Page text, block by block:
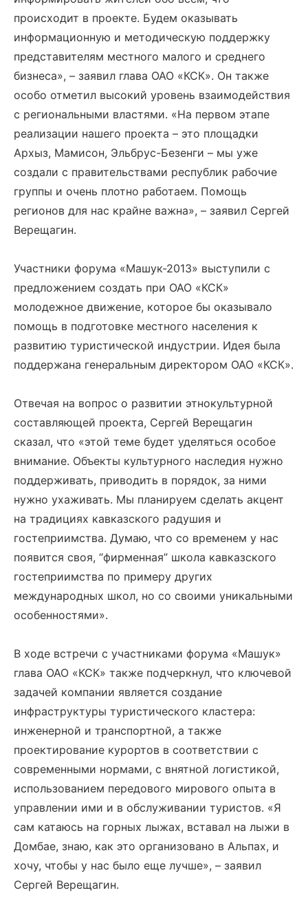
происходит в проекте. Будем оказывать
информационную и методическую поддержку
представителям местного малого и среднего
бизнеса», – заявил глава ОАО «КСК». Он также
особо отметил высокий уровень взаимодействия
с региональными властями. «На первом этапе
реализации нашего проекта – это площадки
Архыз, Мамисон, Эльбрус-Безенги – мы уже
создали с правительствами республик рабочие
группы и очень плотно работаем. Помощь
регионов для нас крайне важна», – заявил Сергей
Верещагин.
Участники форума «Машук-2013» выступили с
предложением создать при ОАО «КСК»
молодежное движение, которое бы оказывало
помощь в подготовке местного населения к
развитию туристической индустрии. Идея была
поддержана генеральным директором ОАО «КСК».
Отвечая на вопрос о развитии этнокультурной
составляющей проекта, Сергей Верещагин
сказал, что «этой теме будет уделяться особое
внимание. Объекты культурного наследия нужно
поддерживать, приводить в порядок, за ними
нужно ухаживать. Мы планируем сделать акцент
на традициях кавказского радушия и
гостеприимства. Думаю, что со временем у нас
появится своя, “фирменная” школа кавказского
гостеприимства по примеру других
международных школ, но со своими уникальными
особенностями».
В ходе встречи с участниками форума «Машук»
глава ОАО «КСК» также подчеркнул, что ключевой
задачей компании является создание
инфраструктуры туристического кластера:
инженерной и транспортной, а также
проектирование курортов в соответствии с
современными нормами, с внятной логистикой,
использованием передового мирового опыта в
управлении ими и в обслуживании туристов. «Я
сам катаюсь на горных лыжах, вставал на лыжи в
Домбае, знаю, как это организовано в Альпах, и
хочу, чтобы у нас было еще лучше», – заявил
Сергей Верещагин.